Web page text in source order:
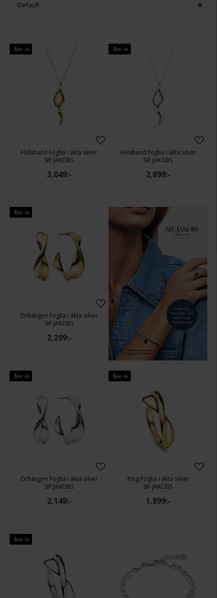
Default
New in
Halsband Foglia i äkta silver
SIF JAKOBS
3,049:-
New in
Halsband Foglia i äkta silver
SIF JAKOBS
2,899:-
New in
Örhängen Foglia i äkta silver
SIF JAKOBS
2,299:-
New in
Örhängen Foglia i äkta silver
SIF JAKOBS
2,149:-
New in
Ring Foglia i äkta silver
SIF JAKOBS
1,899:-
New in